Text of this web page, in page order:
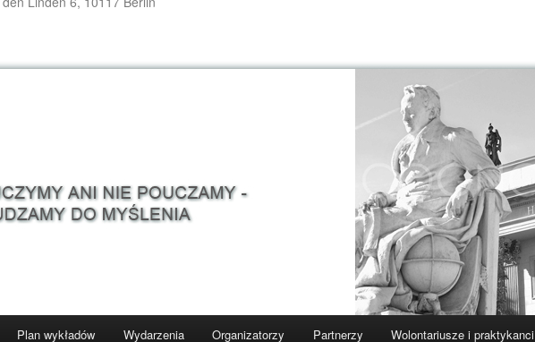
Plan wykładów Wydarzenia Organizatorzy Partnerzy Wolontariusze i praktykanci